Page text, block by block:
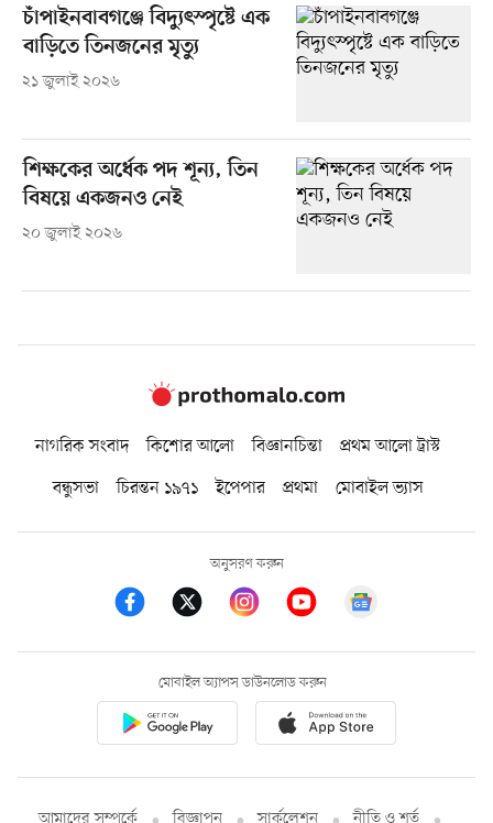
চাঁপাইনবাবগঞ্জে বিদ্যুৎস্পৃষ্টে এক
বাড়িতে তিনজনের মৃত্যু
২১ জুলাই ২০২৬
শিক্ষকের অর্ধেক পদ শূন্য, তিন
বিষয়ে একজনও নেই
২০ জুলাই ২০২৬
নাগরিক সংবাদ কিশোর আলো বিজ্ঞানচিন্তা
প্রথম আলো ট্রাস্ট
বন্ধুসভা
চিরন্তন ১৯৭১ ইপেপার প্রথমা মোবাইল ভ্যাস
অনুসরণ করুন
মোবাইল অ্যাপস ডাউনলোড করুন